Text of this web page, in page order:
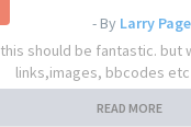
- By Larry Page
this should be fantastic. but
links,images, bbcodes etc
READ MORE